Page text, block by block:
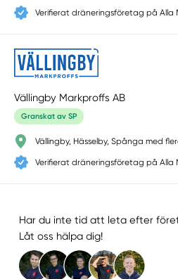
Verifierat dräneringsföretag på Alla
Vällingby Markproffs AB
Granskat av SP
Vällingby, Hässelby, Spånga med
Verifierat dräneringsföretag på Alla
Har du inte tid att leta efter
Låt oss hälpa dig!